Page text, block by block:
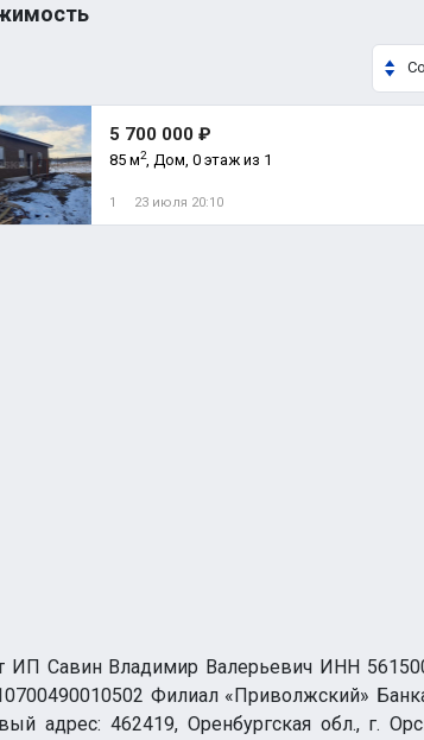
5 700 000 ₽
85 м2, Дом, 0 этаж из 1
1 23 июля 20:10
ИП Савин Владимир Валерьевич ИНН
Филиал «Приволжский»
адрес: 462419, Оренбургская обл., г.